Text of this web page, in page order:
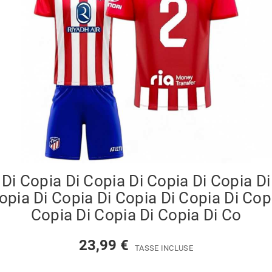
Copia Di Copia Di Copia Di Copia
Di Copia Di Copia Di Copia Di
Copia Di Copia Di Copia Di Co
23,99 € TASSE INCLUSE